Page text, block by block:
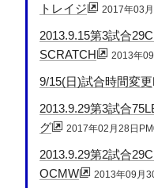
トレイジ
2017年03
2013.9.15第3試合
SCRATCH
2013年
9/15(日)試合時間変更
2013.9.29第3試合
グ
2017年02月28日
2013.9.29第2試合
OCMW
2013年09月